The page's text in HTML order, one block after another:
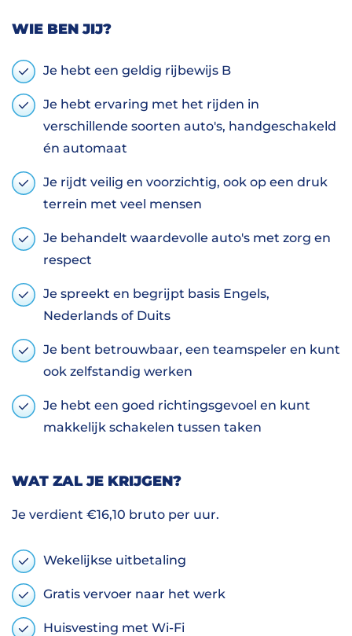
WIE BEN JIJ?
Je hebt een geldig rijbewijs B
Je hebt ervaring met het rijden in
verschillende soorten auto's, handgeschakeld
én automaat
Je rijdt veilig en voorzichtig, ook op een druk
terrein met veel mensen
Je behandelt waardevolle auto's met zorg en
respect
Je spreekt en begrijpt basis Engels,
Nederlands of Duits
Je bent betrouwbaar, een teamspeler en kunt
ook zelfstandig werken
Je hebt een goed richtingsgevoel en kunt
makkelijk schakelen tussen taken
WAT ZAL JE KRIJGEN?
Je verdient €16,10 bruto per uur.
Wekelijkse uitbetaling
Gratis vervoer naar het werk
Huisvesting met Wi-Fi